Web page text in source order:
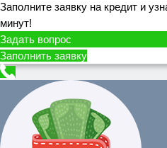
Заполните заявку на кредит и
минут!
Задать вопрос
Заполнить заявку